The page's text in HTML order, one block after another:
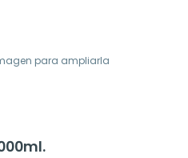
para ampliarla